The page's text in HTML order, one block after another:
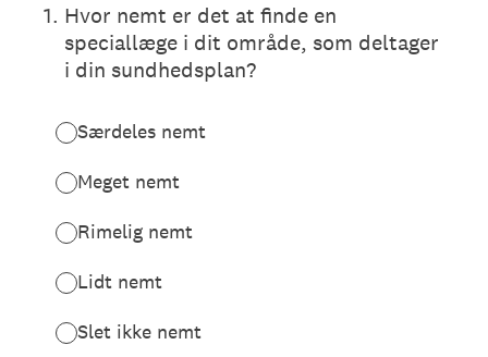
1. Hvor nemt er det at finde en
speciallæge i dit område, som deltager
i din sundhedsplan?
Særdeles nemt
Meget nemt
Rimelig nemt
Lidt nemt
Slet ikke nemt